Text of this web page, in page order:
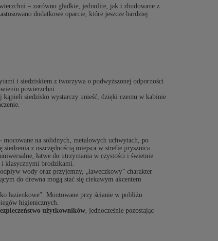
– zarówno gładkie, jednolite, jak i zbudowane z
dodatkowe oparcie, które jeszcze bardziej
i siedziskiem z tworzywa o podwyższonej odporności
powierzchni.
kąpieli siedzisko wystarczy unieść, dzięki czemu w kabinie
na solidnych, metalowych uchwytach, po
z oszczędnością miejsca w strefie prysznica.
łatwe do utrzymania w czystości i świetnie
i klasycznymi brodzikami.
wody oraz przyjemny, „ławeczkowy” charakter –
do drewna mogą stać się ciekawym akcentem
łazienkowe”. Montowane przy ścianie w pobliżu
higienicznych.
użytkowników, jednocześnie pozostając